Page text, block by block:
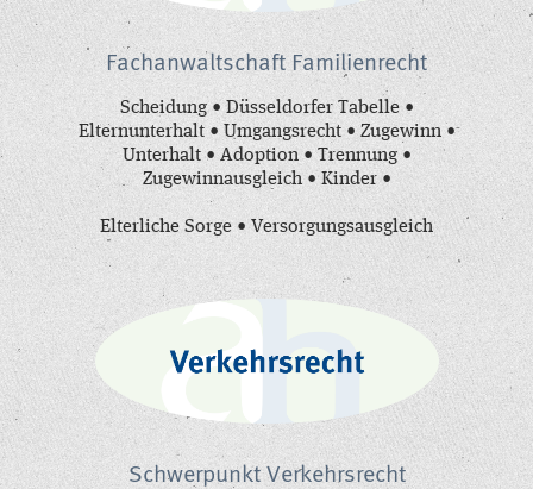
Fachanwaltschaft Familienrecht
Scheidung • Düsseldorfer Tabelle •
Elternunterhalt • Umgangsrecht • Zugewinn •
Unterhalt • Adoption • Trennung •
Zugewinnausgleich • Kinder •
Elterliche Sorge • Versorgungsausgleich
Schwerpunkt Verkehrsrecht